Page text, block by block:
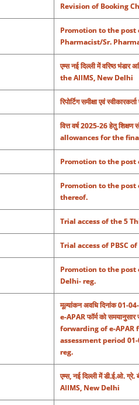
Revision of Booking
Promotion to the
Pharmacist/Sr.
एम्स नई दिल्ली में वरिष्ठ
the AIIMS, New Delhi
रिपोर्टिग समीक्षा एवं
वित्त वर्ष 2025-26 हेतु
allowances for the
Promotion to the post
Promotion to the post
thereof.
Trial access of the 5
Trial access of PBSC
Promotion to the
Delhi- reg.
मूल्यांकन अवधि दिनांक 01-
e-APAR फॉर्म को
forwarding of e-
assessment period
reg.
एम्स, नई दिल्ली में डी.ई.ओ.
AIIMS, New Delhi